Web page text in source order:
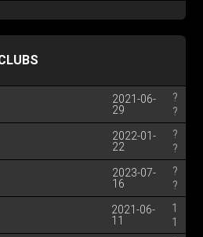
2021-06-
29
?
?
2022-01-
22
?
?
2023-07-
16
?
?
2021-06-
11
1
1